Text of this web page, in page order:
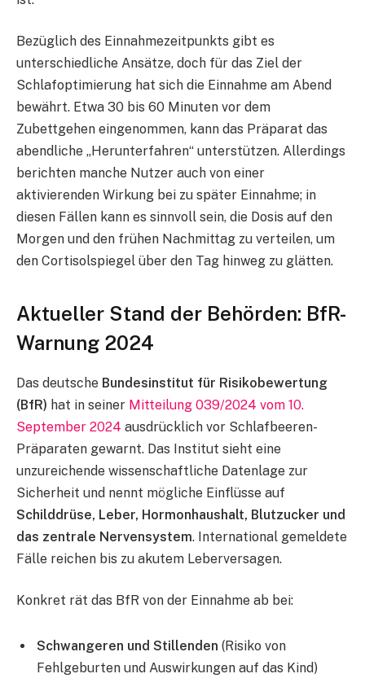
Bezüglich des Einnahmezeitpunkts gibt es
unterschiedliche Ansätze, doch für das Ziel der
Schlafoptimierung hat sich die Einnahme am Abend
bewährt. Etwa 30 bis 60 Minuten vor dem
Zubettgehen eingenommen, kann das Präparat das
abendliche „Herunterfahren“ unterstützen. Allerdings
berichten manche Nutzer auch von einer
aktivierenden Wirkung bei zu später Einnahme; in
diesen Fällen kann es sinnvoll sein, die Dosis auf den
Morgen und den frühen Nachmittag zu verteilen, um
den Cortisolspiegel über den Tag hinweg zu glätten.
Aktueller Stand der Behörden: BfR-
Warnung 2024
Das deutsche Bundesinstitut für Risikobewertung
(BfR) hat in seiner Mitteilung 039/2024 vom 10.
September 2024 ausdrücklich vor Schlafbeeren-
Präparaten gewarnt. Das Institut sieht eine
unzureichende wissenschaftliche Datenlage zur
Sicherheit und nennt mögliche Einflüsse auf
Schilddrüse, Leber, Hormonhaushalt, Blutzucker und
das zentrale Nervensystem. International gemeldete
Fälle reichen bis zu akutem Leberversagen.
Konkret rät das BfR von der Einnahme ab bei:
Schwangeren und Stillenden (Risiko von
Fehlgeburten und Auswirkungen auf das Kind)